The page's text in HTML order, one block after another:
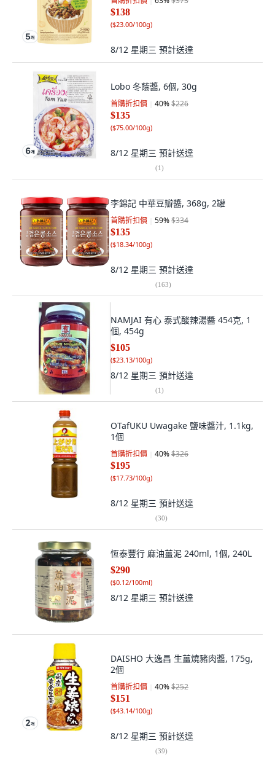
$138
($23.00/100g)
8/12 星期三 預計送達
Lobo 冬蔭醬, 6個, 30g
首購折扣價 40%$226
$135
($75.00/100g)
8/12 星期三 預計送達
(1)
李錦記 中華豆瓣醬, 368g, 2罐
首購折扣價 59%$334
$135
($18.34/100g)
8/12 星期三 預計送達
(163)
NAMJAI 有心 泰式酸辣湯醬 454克, 1
個, 454g
$105
($23.13/100g)
8/12 星期三 預計送達
(1)
OTafUKU Uwagake 鹽味醬汁, 1.1kg,
1個
首購折扣價 40%$326
$195
($17.73/100g)
8/12 星期三 預計送達
(30)
恆泰豐行 麻油薑泥 240ml, 1個, 240L
$290
($0.12/100ml)
8/12 星期三 預計送達
DAISHO 大逸昌 生薑燒豬肉醬, 175g,
2個
首購折扣價 40%$252
$151
($43.14/100g)
8/12 星期三 預計送達
(39)